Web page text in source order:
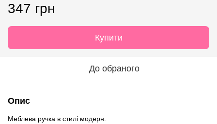
347 грн
Купити
До обраного
Опис
Меблева ручка в стилі модерн.